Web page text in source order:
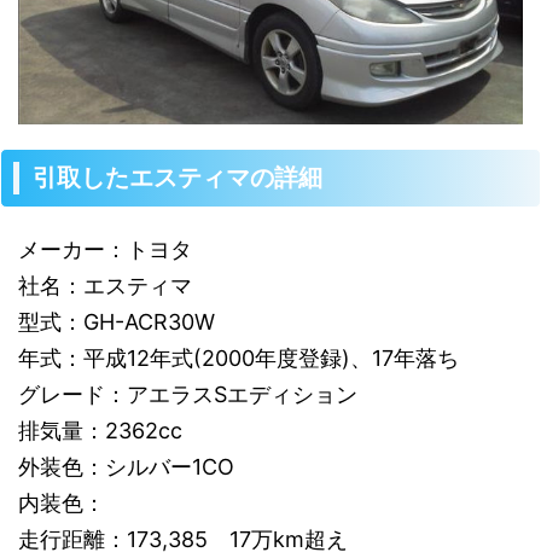
引取したエスティマの詳細
メーカー：トヨタ
社名：エスティマ
型式：GH-ACR30W
年式：平成12年式(2000年度登録)、17年落ち
グレード：アエラスSエディション
排気量：2362cc
外装色：シルバー1CO
内装色：
走行距離：173,385 17万km超え